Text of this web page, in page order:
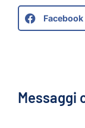
Facebook
Messaggi